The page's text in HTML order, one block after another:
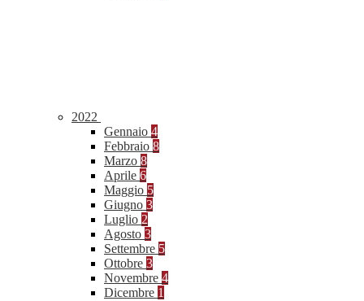
2022
Gennaio 4
Febbraio 8
Marzo 8
Aprile 6
Maggio 5
Giugno 3
Luglio 2
Agosto 3
Settembre 5
Ottobre 3
Novembre 4
Dicembre 1